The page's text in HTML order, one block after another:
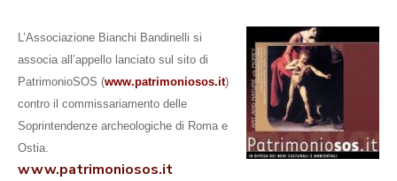
L’Associazione Bianchi Bandinelli si
associa all’appello lanciato sul sito di
PatrimonioSOS (www.patrimoniosos.it)
contro il commissariamento delle
Soprintendenze archeologiche di Roma e
Ostia.
www.patrimoniosos.it